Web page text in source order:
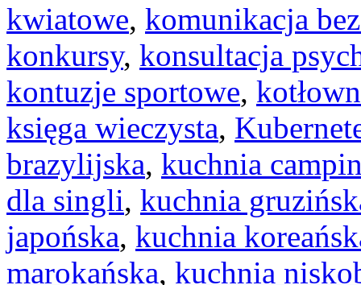
kwiatowe, komunikacja
konkursy, konsultacja
kontuzje sportowe,
księga wieczysta,
brazylijska, kuchnia
dla singli, kuchnia
japońska, kuchnia
marokańska, kuchnia